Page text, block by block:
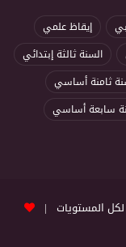
إيقاظ علمي
السنة ثالثة إبتدائي
ثامنة أساسي
سابعة أساسي